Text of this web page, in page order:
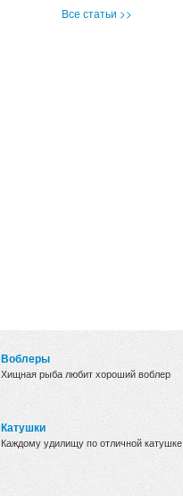
Все статьи >>
Воблеры
Хищная рыба любит хороший воблер
Катушки
Каждому удилищу по отличной катушке